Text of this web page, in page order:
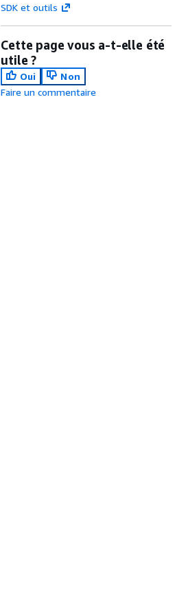
SDK et outils
Cette page vous a-t-elle été
utile ?
Oui
Non
Faire un commentaire